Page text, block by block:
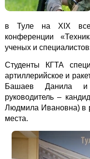
в Туле на XIX
конференции
ученых и
Студенты КГТА
артиллерийское и
Башаев Данила и
руководитель –
Людмила Ивановна) в
места.